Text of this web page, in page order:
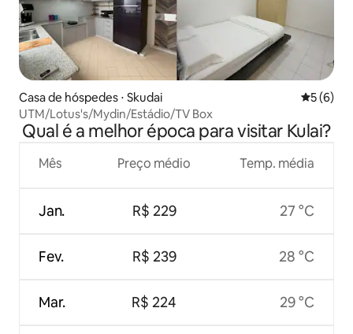
Casa de hóspedes ⋅ Skudai 5 de
5 (6)
UTM/Lotus's/Mydin/Estádio/TV Box
Qual é a melhor época para visitar Kulai?
Mês
Jan.
Fev.
Mar.
Preço médio
R$ 229
R$ 239
R$ 224
Temp. média
27 °C
28 °C
29 °C